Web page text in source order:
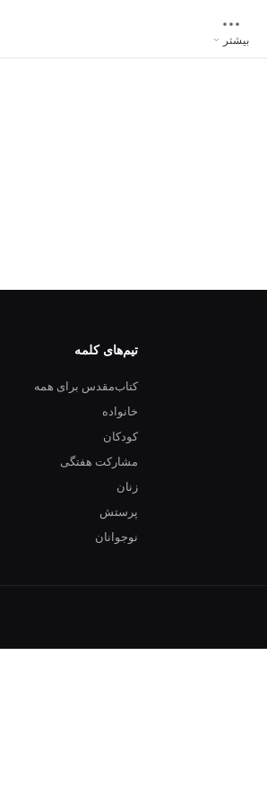
بیشتر
تیم‌های کلمه
کتاب‌مقدس برای همه
خانواده
کودکان
مشارکت هفتگی
زنان
پرستش
نوجوانان